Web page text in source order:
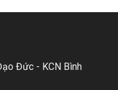
Đức - KCN Bình